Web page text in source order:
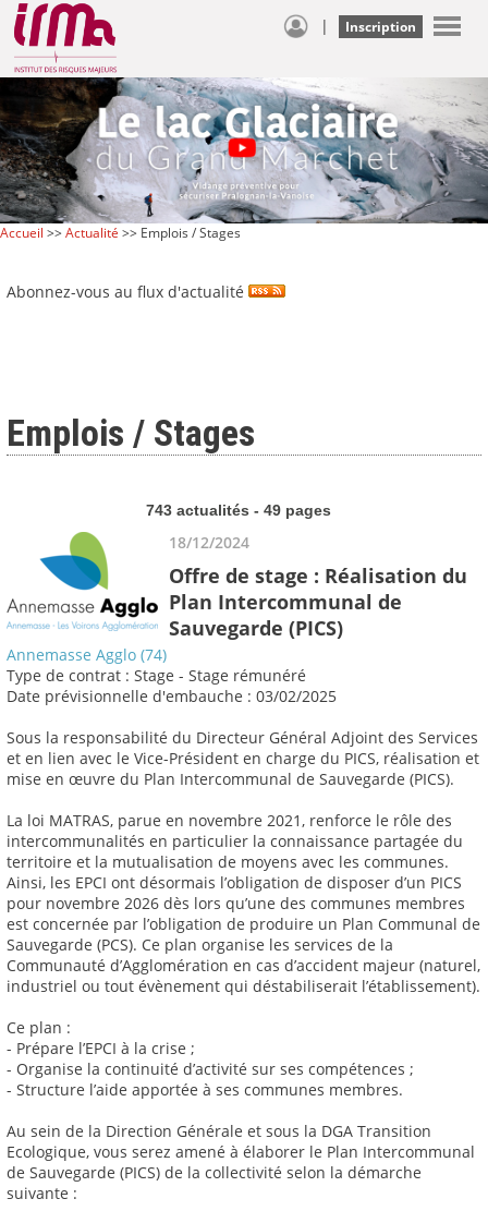
| Inscription
Accueil >>Actualité >> Emplois / Stages
Abonnez-vous au flux d'actualité
Emplois / Stages
743 actualités - 49 pages
18/12/2024
Offre de stage : Réalisation du
Plan Intercommunal de
Sauvegarde (PICS)
Annemasse Agglo (74)
Type de contrat : Stage - Stage rémunéré
Date prévisionnelle d'embauche : 03/02/2025
Sous la responsabilité du Directeur Général Adjoint des Services
et en lien avec le Vice-Président en charge du PICS, réalisation et
mise en œuvre du Plan Intercommunal de Sauvegarde (PICS).
La loi MATRAS, parue en novembre 2021, renforce le rôle des
intercommunalités en particulier la connaissance partagée du
territoire et la mutualisation de moyens avec les communes.
Ainsi, les EPCI ont désormais l’obligation de disposer d’un PICS
pour novembre 2026 dès lors qu’une des communes membres
est concernée par l’obligation de produire un Plan Communal de
Sauvegarde (PCS). Ce plan organise les services de la
Communauté d’Agglomération en cas d’accident majeur (naturel,
industriel ou tout évènement qui déstabiliserait l’établissement).
Ce plan :
- Prépare l’EPCI à la crise ;
- Organise la continuité d’activité sur ses compétences ;
- Structure l’aide apportée à ses communes membres.
Au sein de la Direction Générale et sous la DGA Transition
Ecologique, vous serez amené à élaborer le Plan Intercommunal
de Sauvegarde (PICS) de la collectivité selon la démarche
suivante :